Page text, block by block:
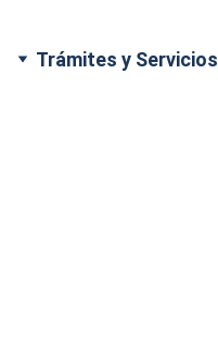
Trámites y Servicios